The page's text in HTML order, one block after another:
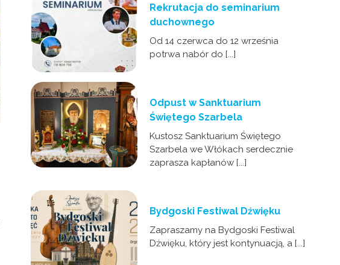
Rekrutacja do seminarium
duchownego
Od 14 czerwca do 12 września
potrwa nabór do [...]
Odpust w Sanktuarium
Świętego Szarbela
Kustosz Sanktuarium Świętego
Szarbela we Włókach serdecznie
zaprasza kapłanów [...]
Bydgoski Festiwal Dźwięku
Zapraszamy na Bydgoski Festiwal
Dźwięku, który jest kontynuacją, a [...]